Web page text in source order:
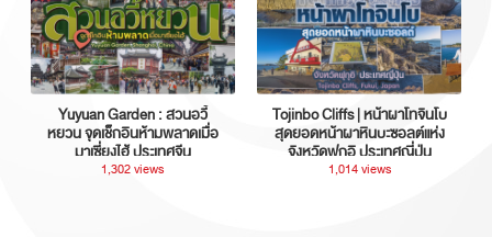
Yuyuan Garden : สวนอวี้
หยวน จุดเช็กอินห้ามพลาดเมื่อ
มาเซี่ยงไฮ้ ประเทศจีน
1,302 views
Tojinbo Cliffs | หน้าผาโทจินโบ
สุดยอดหน้าผาหินบะซอลต์แห่ง
จังหวัดฟุกุอิ ประเทศญี่ปุ่น
1,014 views